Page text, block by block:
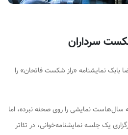
سرداران
بابک نمایشنامه «راز شکست فاتحان» را
سال‌هاست نمایشی را روی صحنه نبرده، اما
یک جلسه نمایشنامه‌خوانی، در تئاتر